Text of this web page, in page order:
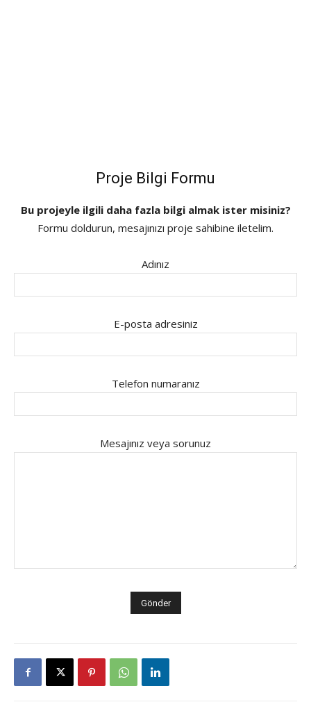
Proje Bilgi Formu
Bu projeyle ilgili daha fazla bilgi almak ister misiniz?
Formu doldurun, mesajınızı proje sahibine iletelim.
Adınız
E-posta adresiniz
Telefon numaranız
Mesajınız veya sorunuz